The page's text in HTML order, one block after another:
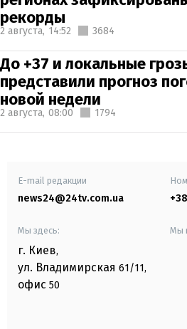
рекорды
2 августа, 14:52 3684
До +37 и локальные
представили прогноз
новой недели
2 августа, 08:00 1794
E-mail редакции
news24@24tv.com.ua
Мы здесь:
г. Киев,
ул. Владимирская 61/11,
офис 50
Мы